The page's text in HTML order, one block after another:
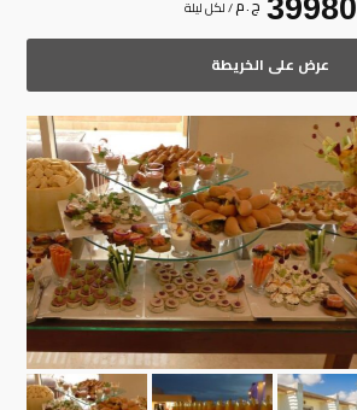
/ لكل ليلة 39980
عرض على الخريطة